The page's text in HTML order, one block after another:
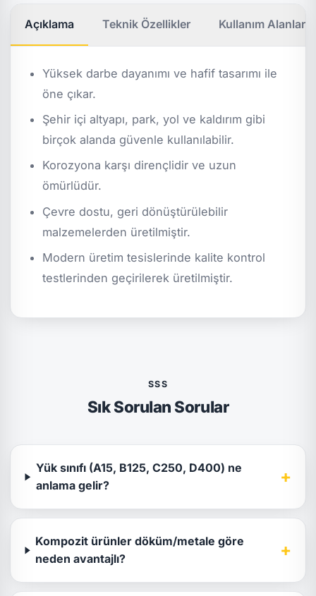
Açıklama Teknik Özellikler Kullanım Alanları
Yüksek darbe dayanımı ve hafif tasarımı ile
öne çıkar.
Şehir içi altyapı, park, yol ve kaldırım gibi
birçok alanda güvenle kullanılabilir.
Korozyona karşı dirençlidir ve uzun
ömürlüdür.
Çevre dostu, geri dönüştürülebilir
malzemelerden üretilmiştir.
Modern üretim tesislerinde kalite kontrol
testlerinden geçirilerek üretilmiştir.
SSS
Sık Sorulan Sorular
Yük sınıfı (A15, B125, C250, D400) ne
anlama gelir?
+
Kompozit ürünler döküm/metale göre
neden avantajlı?
+